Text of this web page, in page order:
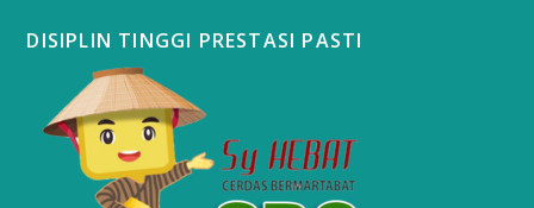
DISIPLIN TINGGI PRESTASI PASTI